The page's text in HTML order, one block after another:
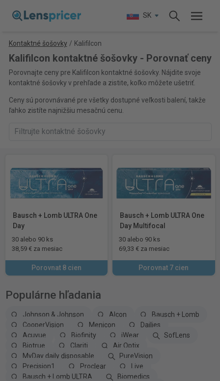
SK
Kontaktné šošovky / Kalifilcon
Kalifilcon kontaktné šošovky - Porovnať ceny
Porovnajte ceny pre Kalifilcon kontaktné šošovky. Nájdite svoje
kontaktné šošovky v prehľade a zistite, koľko môžete ušetriť.
Ceny sú porovnávané pre všetky dostupné veľkosti balení, takže
ľahko zistíte najnižšiu mesačnú cenu.
Bausch + Lomb ULTRA One
Day
30 alebo 90 ks
38,59 € za mesiac
Porovnat 8 cien
Bausch + Lomb ULTRA One
Day Multifocal
30 alebo 90 ks
69,33 € za mesiac
Porovnat 7 cien
Populárne hľadania
Johnson & Johnson Alcon
Bausch + Lomb
CooperVision
Menicon
Dailies
Acuvue
Biofinity iWear
SofLens
Biotrue
Clariti
Air Optix
MyDay daily disposable
PureVision
Precision1
Proclear
Live
Bausch + Lomb ULTRA
Biomedics